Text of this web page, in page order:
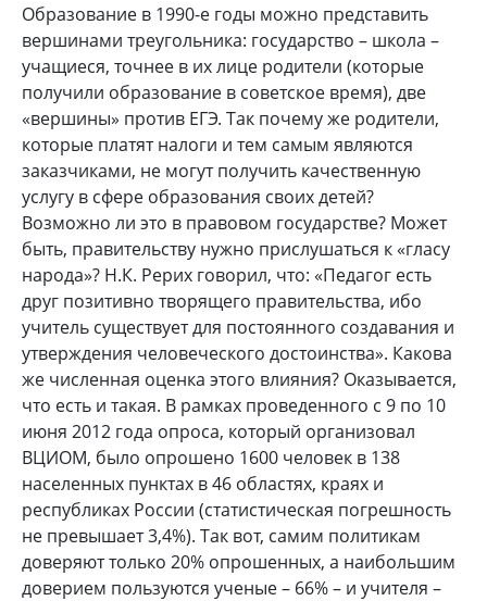
Образование в 1990-е годы можно представить
вершинами треугольника: государство – школа –
учащиеся, точнее в их лице родители (которые
получили образование в советское время), две
«вершины» против ЕГЭ. Так почему же родители,
которые платят налоги и тем самым являются
заказчиками, не могут получить качественную
услугу в сфере образования своих детей?
Возможно ли это в правовом государстве? Может
быть, правительству нужно прислушаться к «гласу
народа»? Н.К. Рерих говорил, что: «Педагог есть
друг позитивно творящего правительства, ибо
учитель существует для постоянного создавания и
утверждения человеческого достоинства». Какова
же численная оценка этого влияния? Оказывается,
что есть и такая. В рамках проведенного с 9 по 10
июня 2012 года опроса, который организовал
ВЦИОМ, было опрошено 1600 человек в 138
населенных пунктах в 46 областях, краях и
республиках России (статистическая погрешность
не превышает 3,4%). Так вот, самим политикам
доверяют только 20% опрошенных, а наибольшим
доверием пользуются ученые – 66% – и учителя –